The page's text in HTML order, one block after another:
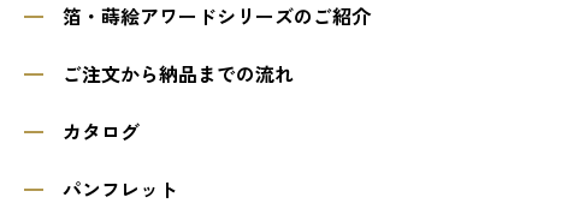
箔・蒔絵アワードシリーズのご紹介
ご注文から納品までの流れ
カタログ
パンフレット